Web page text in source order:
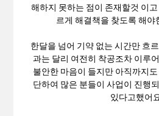
해하지 못하는 점이 존재할것 이
르게 해결책을 찾도록 해
한달을 넘어 기약 없는 시간만 흐
과는 달리 여전히 착공조차 이루
불안한 마음이 들지만 아직까지
단하여 많은 분들이 사업이 진행
있다고했어